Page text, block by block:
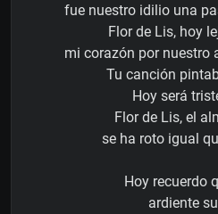
fue nuestro idilio una
Flor de Lis, hoy
mi corazón por nuestro
Tu canción
Hoy será
Flor de Lis, el
se ha roto igual
Hoy recuerdo
ardiente